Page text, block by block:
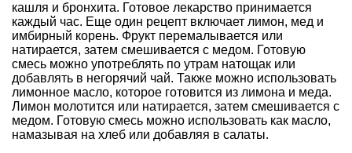
кашля и бронхита. Готовое лекарство принимается
каждый час. Еще один рецепт включает лимон, мед и
имбирный корень. Фрукт перемалывается или
натирается, затем смешивается с медом. Готовую
смесь можно употреблять по утрам натощак или
добавлять в негорячий чай. Также можно использовать
лимонное масло, которое готовится из лимона и меда.
Лимон молотится или натирается, затем смешивается с
медом. Готовую смесь можно использовать как масло,
намазывая на хлеб или добавляя в салаты.